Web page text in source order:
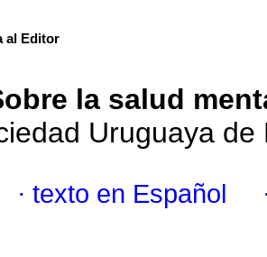
al Editor
la salud
Uruguaya
· texto en Español